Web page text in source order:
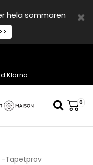
hela sommaren
Klarna
0
-Tapetprov